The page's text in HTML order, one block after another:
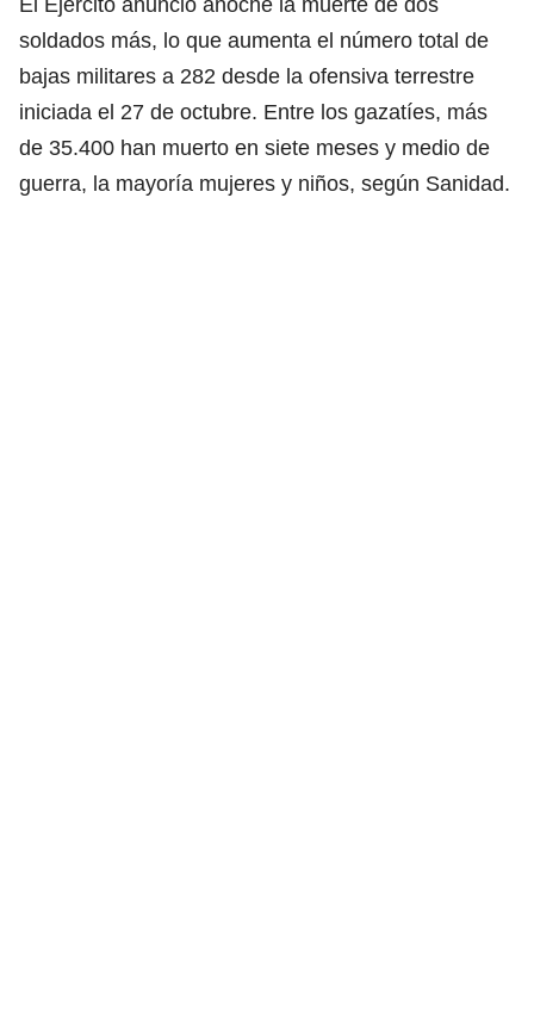
soldados más, lo que aumenta el número total de
bajas militares a 282 desde la ofensiva terrestre
iniciada el 27 de octubre. Entre los gazatíes, más
de 35.400 han muerto en siete meses y medio de
guerra, la mayoría mujeres y niños, según Sanidad.